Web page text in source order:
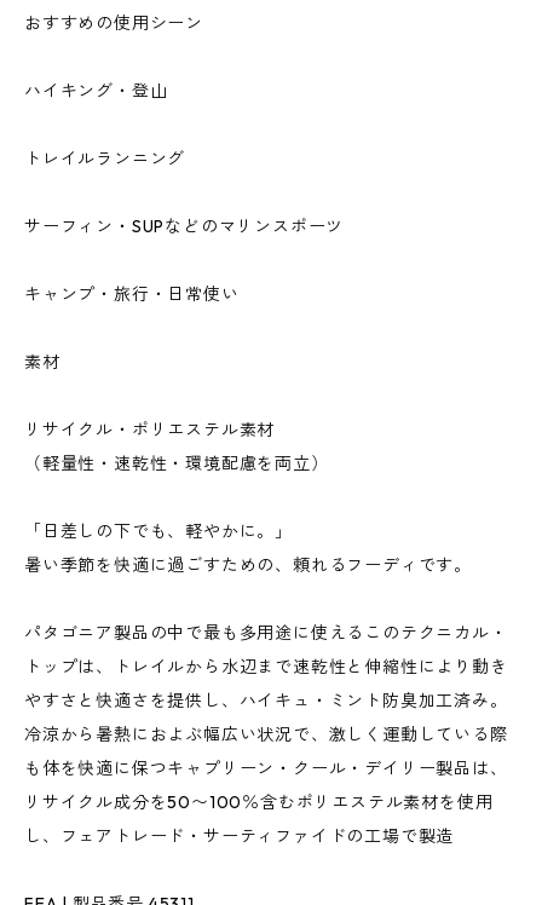
おすすめの使用シーン
ハイキング・登山
トレイルランニング
サーフィン・SUPなどのマリンスポーツ
キャンプ・旅行・日常使い
素材
リサイクル・ポリエステル素材
（軽量性・速乾性・環境配慮を両立）
「日差しの下でも、軽やかに。」
暑い季節を快適に過ごすための、頼れるフーディです。
パタゴニア製品の中で最も多用途に使えるこのテクニカル・
トップは、トレイルから水辺まで速乾性と伸縮性により動き
やすさと快適さを提供し、ハイキュ・ミント防臭加工済み。
冷涼から暑熱におよぶ幅広い状況で、激しく運動している際
も体を快適に保つキャプリーン・クール・デイリー製品は、
リサイクル成分を50〜100％含むポリエステル素材を使用
し、フェアトレード・サーティファイドの工場で製造